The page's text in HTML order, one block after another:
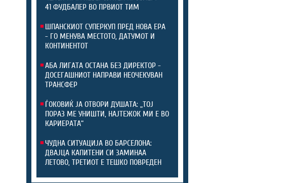
41 ФУДБАЛЕР ВО ПРВИОТ ТИМ
ШПАНСКИОТ СУПЕРКУП ПРЕД НОВА ЕРА
- ГО МЕНУВА МЕСТОТО, ДАТУМОТ И
КОНТИНЕНТОТ
АБА ЛИГАТА ОСТАНА БЕЗ ДИРЕКТОР -
ДОСЕГАШНИОТ НАПРАВИ НЕОЧЕКУВАН
ТРАНСФЕР
ЃОКОВИЌ ЈА ОТВОРИ ДУШАТА: „ТОЈ
ПОРАЗ МЕ УНИШТИ, НАЈТЕЖОК МИ Е ВО
КАРИЕРАТА“
ЧУДНА СИТУАЦИЈА ВО БАРСЕЛОНА:
ДВАЈЦА КАПИТЕНИ СИ ЗАМИНАА
ЛЕТОВО, ТРЕТИОТ Е ТЕШКО ПОВРЕДЕН